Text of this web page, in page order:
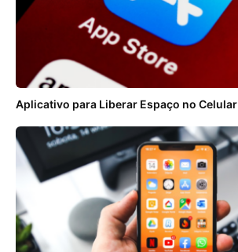
Aplicativo para Liberar Espaço no Celular